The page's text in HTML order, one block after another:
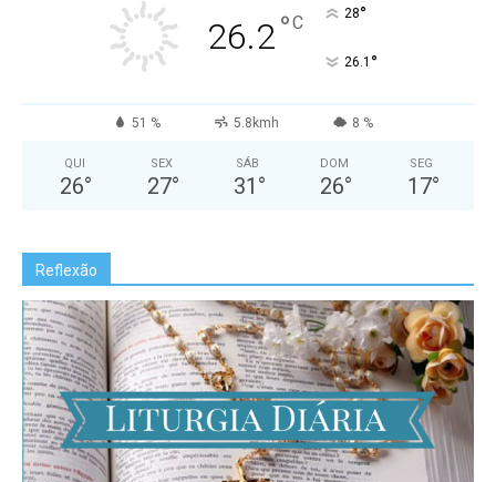
26.2°C 28°
26.1 °
51 % 5.8kmh 8 %
QUI
26°
SEX
27°
SÁB
31 °
DOM
26°
SEG
17°
Reflexão